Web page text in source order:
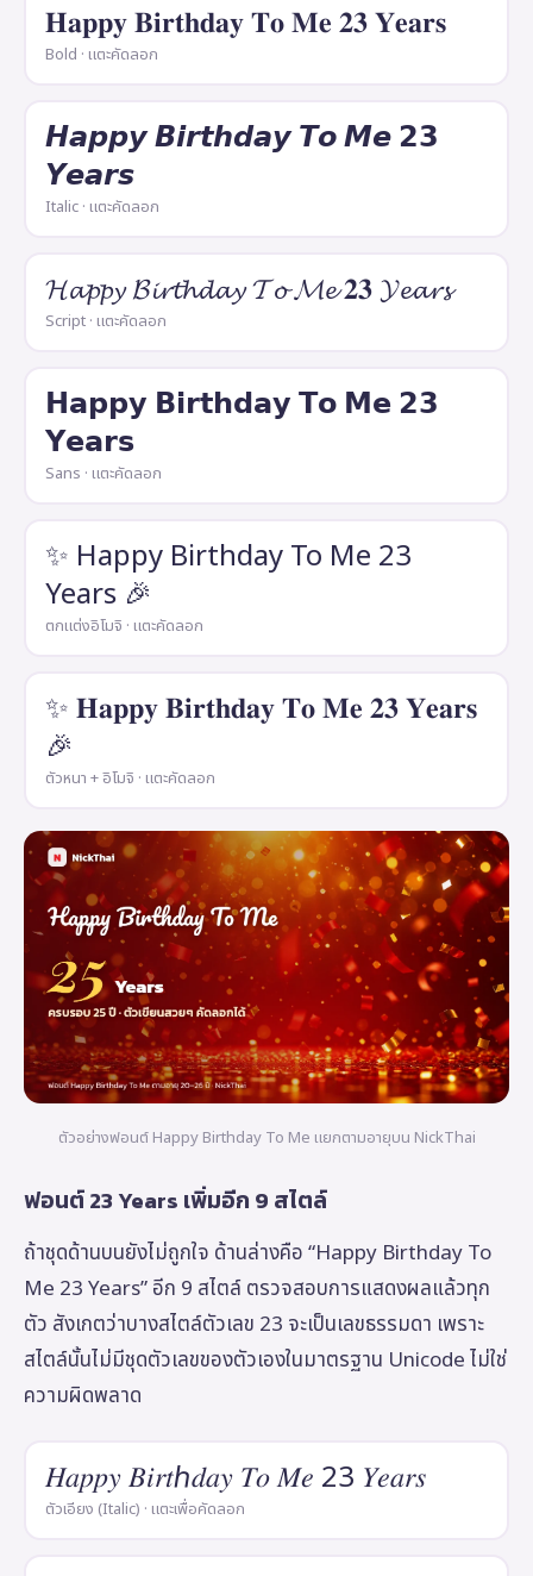
𝐇𝐚𝐩𝐩𝐲 𝐁𝐢𝐫𝐭𝐡𝐝𝐚𝐲 𝐓𝐨 𝐌𝐞 𝟐𝟑 𝐘𝐞𝐚𝐫𝐬
Bold · แตะคัดลอก
𝙃𝙖𝙥𝙥𝙮 𝘽𝙞𝙧𝙩𝙝𝙙𝙖𝙮 𝙏𝙤 𝙈𝙚 𝟮𝟯
𝙔𝙚𝙖𝙧𝙨
Italic · แตะคัดลอก
𝓗𝓪𝓹𝓹𝔂 𝓑𝓲𝓻𝓽𝓱𝓭𝓪𝔂 𝓣𝓸 𝓜𝓮 𝟐𝟑 𝓨𝓮𝓪𝓻𝓼
Script · แตะคัดลอก
𝗛𝗮𝗽𝗽𝘆 𝗕𝗶𝗿𝘁𝗵𝗱𝗮𝘆 𝗧𝗼 𝗠𝗲 𝟮𝟯
𝗬𝗲𝗮𝗿𝘀
Sans · แตะคัดลอก
✨ Happy Birthday To Me 23
Years 🎉
ตกแต่งอิโมจิ · แตะคัดลอก
✨ 𝐇𝐚𝐩𝐩𝐲 𝐁𝐢𝐫𝐭𝐡𝐝𝐚𝐲 𝐓𝐨 𝐌𝐞 𝟐𝟑 𝐘𝐞𝐚𝐫𝐬
🎉
ตัวหนา + อิโมจิ · แตะคัดลอก
ตัวอย่างฟอนต์ Happy Birthday To Me แยกตามอายุบน NickThai
ฟอนต์ 23 Years เพิ่มอีก 9 สไตล์
ถ้าชุดด้านบนยังไม่ถูกใจ ด้านล่างคือ “Happy Birthday To
Me 23 Years” อีก 9 สไตล์ ตรวจสอบการแสดงผลแล้วทุก
ตัว สังเกตว่าบางสไตล์ตัวเลข 23 จะเป็นเลขธรรมดา เพราะ
สไตล์นั้นไม่มีชุดตัวเลขของตัวเองในมาตรฐาน Unicode ไม่ใช่
ความผิดพลาด
𝐻𝑎𝑝𝑝𝑦 𝐵𝑖𝑟𝑡ℎ𝑑𝑎𝑦 𝑇𝑜 𝑀𝑒 23 𝑌𝑒𝑎𝑟𝑠
ตัวเอียง (Italic) · แตะเพื่อคัดลอก